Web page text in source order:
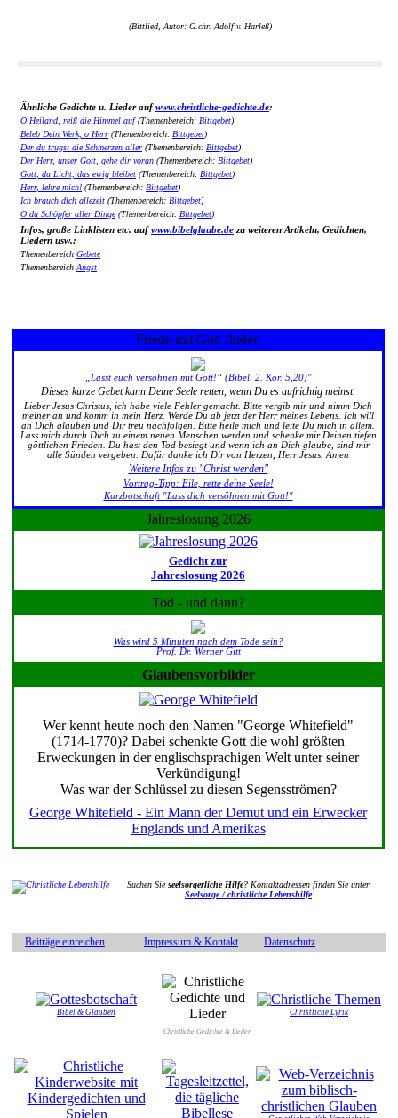
(Bittlied, Autor: G.chr. Adolf v. Harleß)
Ähnliche Gedichte u. Lieder aufwww.christliche-gedichte.de:
O Heiland, reiß die Himmel auf(Themenbereich: Bittgebet)
Beleb Dein Werk, o Herr (Themenbereich: Bittgebet)
Der du trugst die Schmerzen aller (Themenbereich: Bittgebet)
Der Herr, unser Gott, gehe dir voran (Themenbereich: Bittgebet)
Gott, du Licht, das ewig bleibet (Themenbereich: Bittgebet)
Herr, lehre mich! (Themenbereich: Bittgebet)
Ich brauch dich allezeit (Themenbereich: Bittgebet)
O du Schöpfer aller Dinge(Themenbereich: Bittgebet)
Infos, große Linklisten etc. aufwww.bibelglaube.de zu weiteren Artikeln, Gedichten,
Liedern usw.:
Themenbereich Gebete
ThemenbereichAngst
Friede mit Gott finden
„Lasst euch versöhnen mit Gott!“ (Bibel, 2. Kor. 5,20)"
Dieses kurze Gebet kann Deine Seele retten, wenn Du es aufrichtig meinst:
Lieber Jesus Christus, ich habe viele Fehler gemacht. Bitte vergib mir und nimm Dich
meiner an und komm in mein Herz. Werde Du ab jetzt der Herr meines Lebens. Ich will
an Dich glauben und Dir treu nachfolgen. Bitte heile mich und leite Du mich in allem.
Lass mich durch Dich zu einem neuen Menschen werden und schenke mir Deinen tiefen
göttlichen Frieden. Du hast den Tod besiegt und wenn ich an Dich glaube, sind mir
alle Sünden vergeben. Dafür danke ich Dir von Herzen, Herr Jesus. Amen
Weitere Infos zu "Christ werden"
Vortrag-Tipp: Eile, rette deine Seele!
Kurzbotschaft "Lass dich versöhnen mit Gott!"
Jahreslosung 2026
Gedicht zur
Jahreslosung 2026
Tod - und dann?
Was wird 5 Minuten nach dem Tode sein?
Prof. Dr. Werner Gitt
Glaubensvorbilder
Wer kennt heute noch den Namen "George Whitefield"
(1714-1770)? Dabei schenkte Gott die wohl größten
Erweckungen in der englischsprachigen Welt unter seiner
Verkündigung!
Was war der Schlüssel zu diesen Segensströmen?
George Whitefield - Ein Mann der Demut und ein Erwecker
Englands und Amerikas
Suchen Sieseelsorgerliche Hilfe? Kontaktadressen finden Sie unter
Seelsorge / christliche Lebenshilfe
Beiträge einreichen Impressum & Kontakt Datenschutz
Bibel & Glauben
Christliche Gedichte & Lieder
Christliche Lyrik